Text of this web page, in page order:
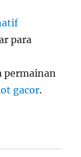
para
permainan
gacor.